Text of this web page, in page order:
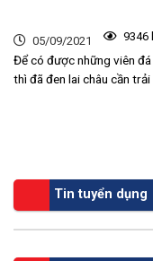
05/09/2021
Để có được những viên
thì đã đen lai châu cần trải
9346
Tin tuyển dụng